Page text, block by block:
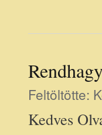
Feltöltötte:
Kedves